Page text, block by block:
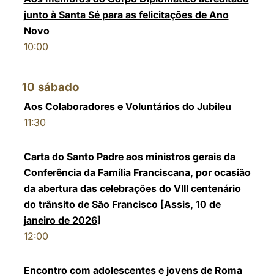
junto à Santa Sé para as felicitações de Ano
Novo
10:00
10 sábado
Aos Colaboradores e Voluntários do Jubileu
11:30
Carta do Santo Padre aos ministros gerais da
Conferência da Família Franciscana, por ocasião
da abertura das celebrações do VIII centenário
do trânsito de São Francisco [Assis, 10 de
janeiro de 2026]
12:00
Encontro com adolescentes e jovens de Roma